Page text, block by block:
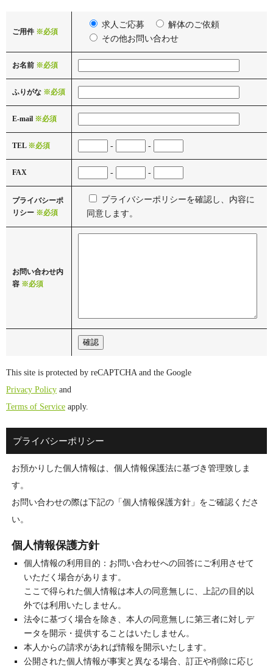
ご用件 ※必須
求人ご応募
解体のご依頼
その他お問い合わせ
お名前 ※必須
ふりがな ※必須
E-mail ※必須
TEL ※必須 - -
FAX - -
プライバシーポ
リシー ※必須
プライバシーポリシーを確認し、内容に
同意します。
お問い合わせ内
容 ※必須
This site is protected by reCAPTCHA and the Google
Privacy Policy and
Terms of Service apply.
プライバシーポリシー
お預かりした個人情報は、個人情報保護法に基づき管理致しま
す。
お問い合わせの際は下記の「個人情報保護方針」をご確認くださ
い。
個人情報保護方針
個人情報の利用目的：お問い合わせへの回答にご利用させて
いただく場合があります。
ここで得られた個人情報は本人の同意無しに、上記の目的以
外では利用いたしません。
法令に基づく場合を除き、本人の同意無しに第三者に対しデ
ータを開示・提供することはいたしません。
本人からの請求があれば情報を開示いたします。
公開された個人情報が事実と異なる場合、訂正や削除に応じ